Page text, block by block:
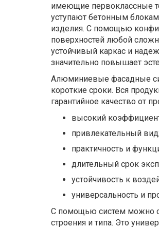
имеющие первоклассные
уступают бетонным
изделия. С помощью
поверхностей любой
устойчивый каркас и
значительно повышает
Алюминиевые фасадные
короткие сроки. Вся
гарантийное качество от
высокий
привлекательный
практичность и
длительный срок
устойчивость к
универсальность и
С помощью систем можно
строения и типа. Это